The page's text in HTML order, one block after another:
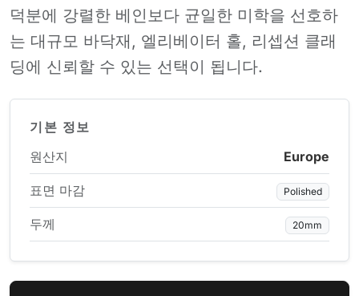
덕분에 강렬한 베인보다 균일한 미학을 선호하
는 대규모 바닥재, 엘리베이터 홀, 리셉션 클래
딩에 신뢰할 수 있는 선택이 됩니다.
기본 정보
원산지 Europe
표면 마감 Polished
두께 20mm